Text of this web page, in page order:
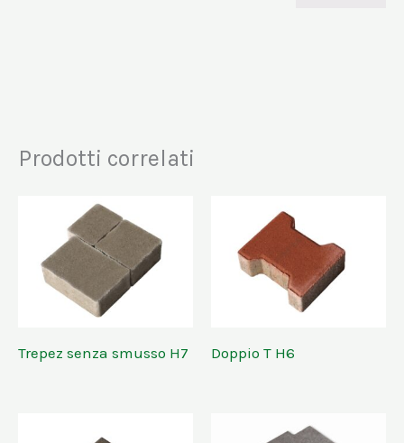
Prodotti correlati
Trepez senza smusso H7 Doppio T H6